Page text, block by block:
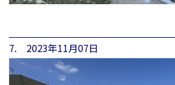
7. 2023年11月07日